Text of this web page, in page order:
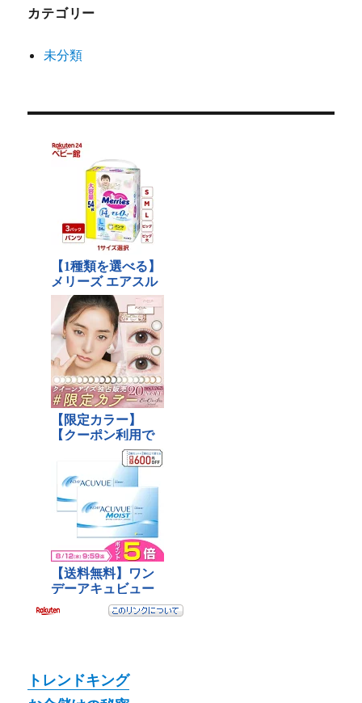
カテゴリー
未分類
トレンドキング